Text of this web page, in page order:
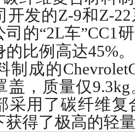
开发的Z-9和Z-
司的“2L车”CC1
的比例高达45%
制成的
盖，质量仅
采用了碳纤维
获得了极高的轻